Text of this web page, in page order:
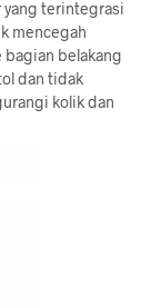
yang terintegrasi
mencegah
bagian belakang
dan tidak
kolik dan